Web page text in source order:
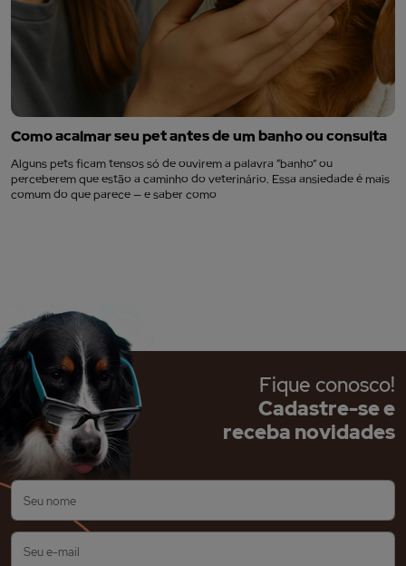
Como acalmar seu pet antes de um banho ou consulta
Alguns pets ficam tensos só de ouvirem a palavra “banho” ou
perceberem que estão a caminho do veterinário. Essa ansiedade é mais
comum do que parece — e saber como
Fique conosco!
Cadastre-se e
receba novidades